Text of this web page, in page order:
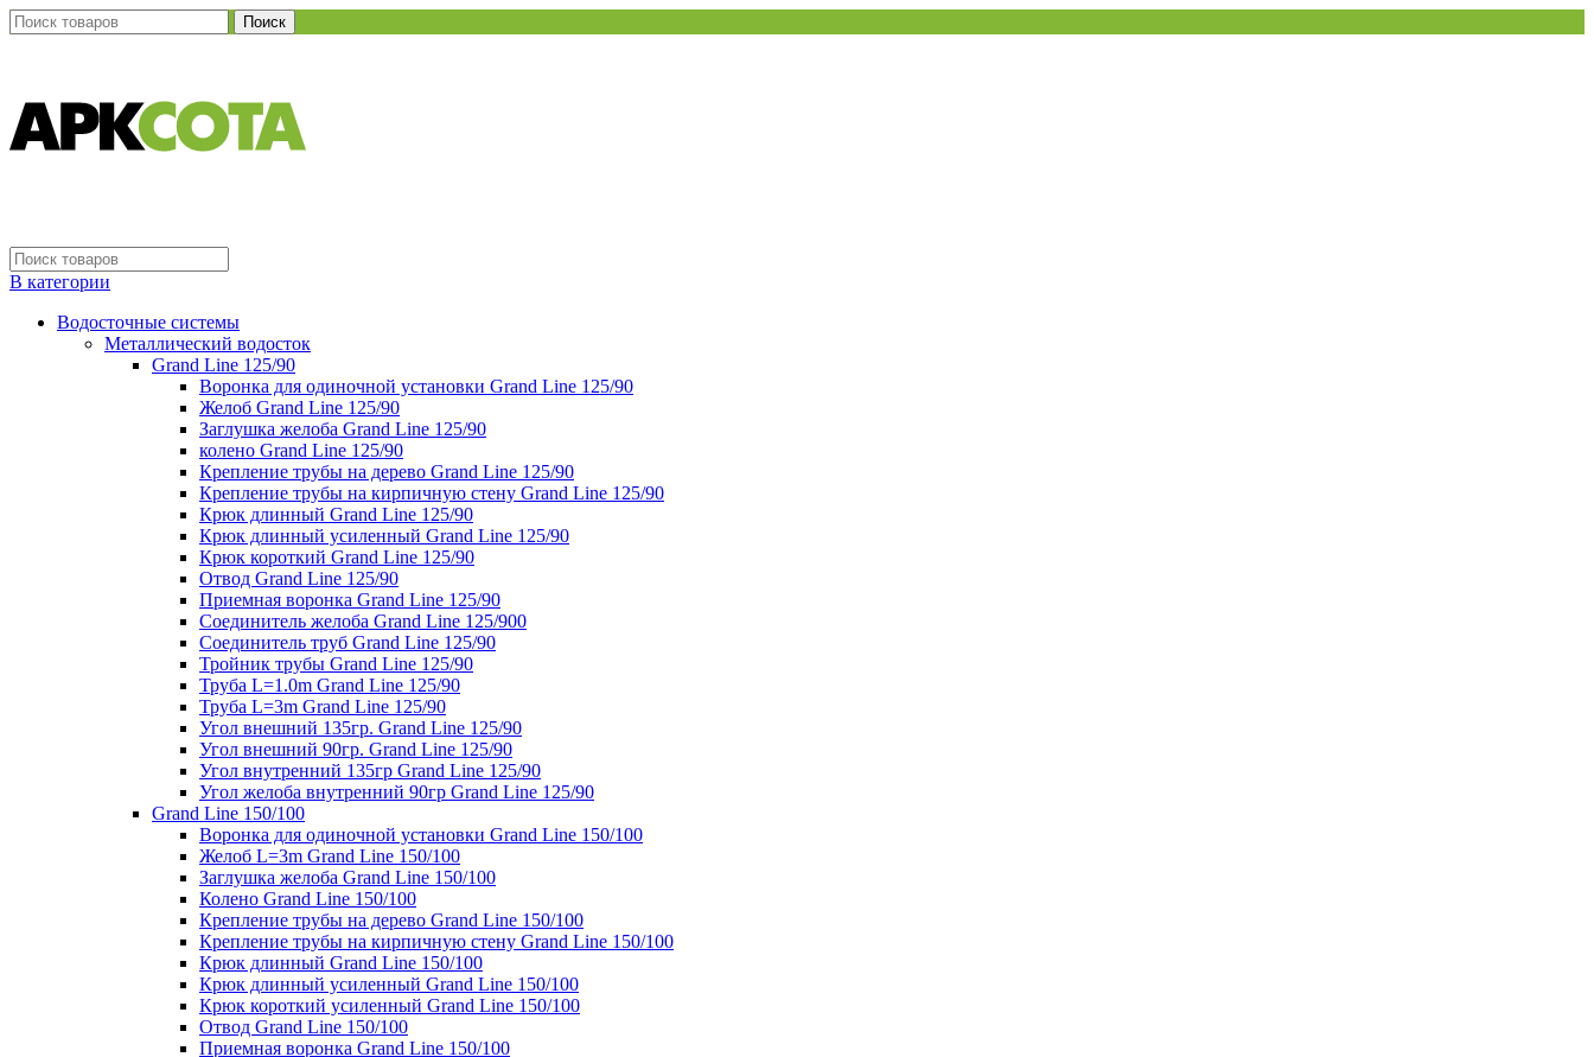
Поиск
В категории
Водосточные системы
Металлический водосток
Grand Line 125/90
Воронка для одиночной установки Grand Line 125/90
Желоб Grand Line 125/90
Заглушка желоба Grand Line 125/90
колено Grand Line 125/90
Крепление трубы на дерево Grand Line 125/90
Крепление трубы на кирпичную стену Grand Line 125/90
Крюк длинный Grand Line 125/90
Крюк длинный усиленный Grand Line 125/90
Крюк короткий Grand Line 125/90
Отвод Grand Line 125/90
Приемная воронка Grand Line 125/90
Соединитель желоба Grand Line 125/900
Соединитель труб Grand Line 125/90
Тройник трубы Grand Line 125/90
Труба L=1.0m Grand Line 125/90
Труба L=3m Grand Line 125/90
Угол внешний 135гр. Grand Line 125/90
Угол внешний 90гр. Grand Line 125/90
Угол внутренний 135гр Grand Line 125/90
Угол желоба внутренний 90гр Grand Line 125/90
Grand Line 150/100
Воронка для одиночной установки Grand Line 150/100
Желоб L=3m Grand Line 150/100
Заглушка желоба Grand Line 150/100
Колено Grand Line 150/100
Крепление трубы на дерево Grand Line 150/100
Крепление трубы на кирпичную стену Grand Line 150/100
Крюк длинный Grand Line 150/100
Крюк длинный усиленный Grand Line 150/100
Крюк короткий усиленный Grand Line 150/100
Отвод Grand Line 150/100
Приемная воронка Grand Line 150/100